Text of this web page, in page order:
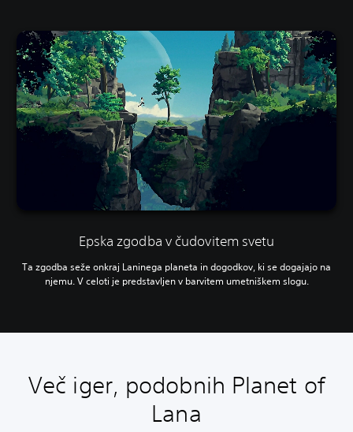
Epska zgodba v čudovitem svetu
Ta zgodba seže onkraj Laninega planeta in dogodkov, ki se dogajajo na
njemu. V celoti je predstavljen v barvitem umetniškem slogu.
Več iger, podobnih Planet of
Lana